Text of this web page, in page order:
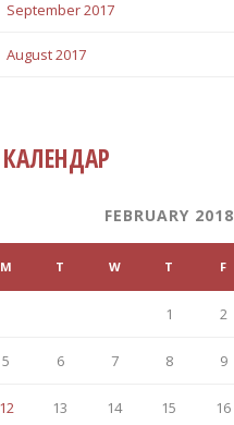
September 2017
August 2017
КАЛЕНДАР
FEBRUARY 2018
M T W T F
1 2
5 6 7 8 9
13 14 15 16